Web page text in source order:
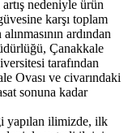
nedeniyle ürün
karşı toplam
ardından
Çanakkale
tarafından
Ovası ve civarındaki
sonuna kadar
yapılan ilimizde, ilk